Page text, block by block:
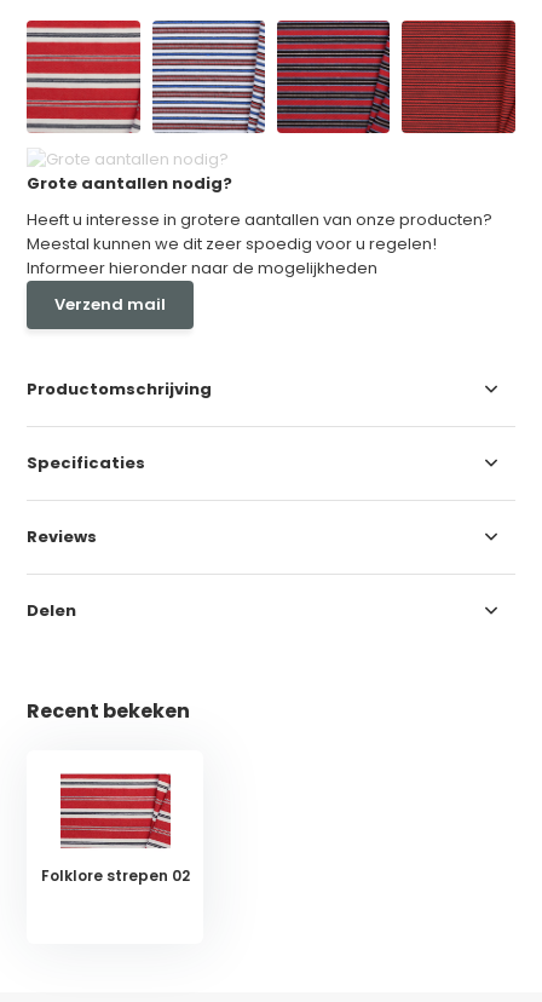
Grote aantallen nodig?
Heeft u interesse in grotere aantallen van onze producten?
Meestal kunnen we dit zeer spoedig voor u regelen!
Informeer hieronder naar de mogelijkheden
Verzend mail
Productomschrijving
Specificaties
Reviews
Delen
Recent bekeken
Folklore strepen 02